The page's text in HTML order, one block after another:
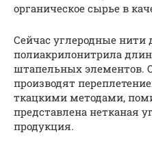
органическое сырье в
Сейчас углеродные нити
полиакрилонитрила
штапельных элементов.
производят
ткацкими методами,
представлена нетканая
продукция.